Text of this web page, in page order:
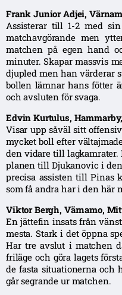
Frank Junior Adjei,
Assisterar till 1-2 med
matchavgörande men
matchen på egen hand
minuter. Skapar massvis
djupled men han värderar
bollen lämnar hans fötter
och avsluten för svaga.
Edvin Kurtulus,
Visar upp såväl sitt
mycket boll efter
den vidare till lagkamrater.
planen till Djukanovic i
precisa assisten till Pinas
som få andra har i den här
Viktor Bergh, Värnamo,
En jättefin insats från
mesta. Stark i det öppna
Har tre avslut i matchen
friläge och göra lagets
de fasta situationerna och
går segrande ur matchen.